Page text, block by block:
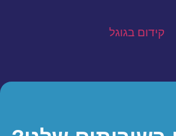
קידום בגוגל